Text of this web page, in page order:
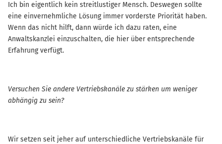
Ich bin eigentlich kein streitlustiger Mensch. Deswegen sollte
eine einvernehmliche Lösung immer vorderste Priorität haben.
Wenn das nicht hilft, dann würde ich dazu raten, eine
Anwaltskanzlei einzuschalten, die hier über entsprechende
Erfahrung verfügt.
Versuchen Sie andere Vertriebskanäle zu stärken um weniger
abhängig zu sein?
Wir setzen seit jeher auf unterschiedliche Vertriebskanäle für